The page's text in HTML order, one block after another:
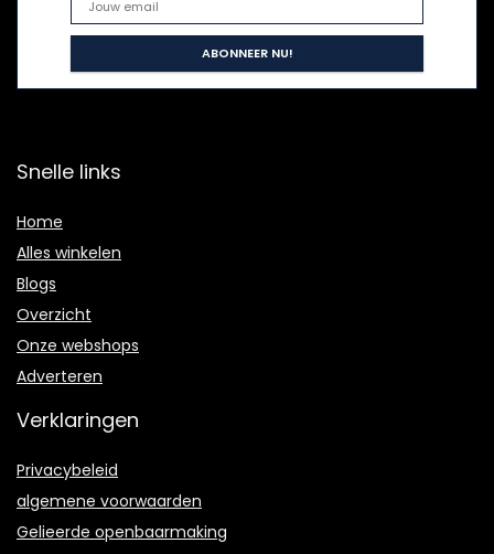
Snelle links
Home
Alles winkelen
Blogs
Overzicht
Onze webshops
Adverteren
Verklaringen
Privacybeleid
algemene voorwaarden
Gelieerde openbaarmaking